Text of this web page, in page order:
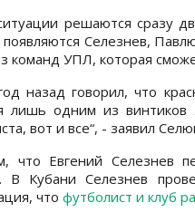
решаются сразу
появляются Селезнев,
команд УПЛ, которая
назад говорил, что
лишь одним из
вот и все“, - заявил
что Евгений Селезнев
В Кубани Селезнев
что футболист и клуб